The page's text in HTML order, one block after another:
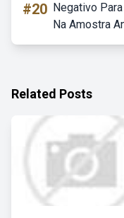
#20 Negativo
Na Amostra
Related Posts